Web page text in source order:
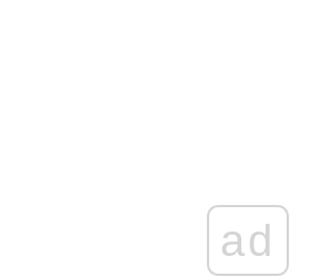
ad